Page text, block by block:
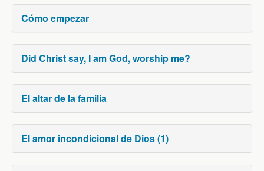
Cómo empezar
Did Christ say, I am God, worship me?
El altar de la familia
El amor incondicional de Dios (1)